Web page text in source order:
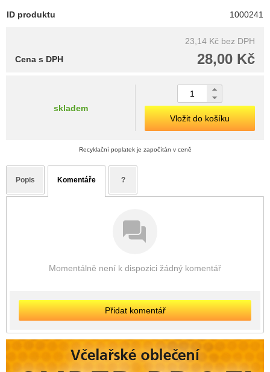
ID produktu 1000241
23,14 Kč bez DPH
28,00 Kč
Cena s DPH
skladem
Vložit do košíku
Recyklační poplatek je započítán v ceně
Popis Komentáře ?
Momentálně není k dispozici žádný komentář
Přidat komentář